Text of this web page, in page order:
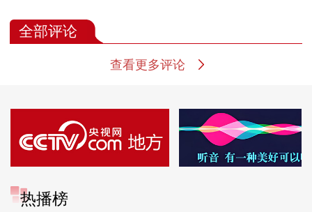
全部评论
查看更多评论
热播榜